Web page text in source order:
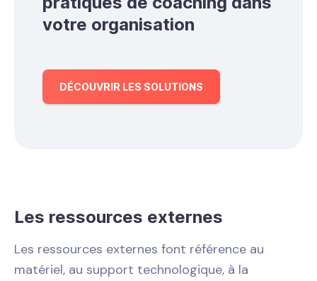
votre organisation
DÉCOUVRIR LES SOLUTIONS
Les ressources externes
Les ressources externes font référence au
matériel, au support technologique, à la